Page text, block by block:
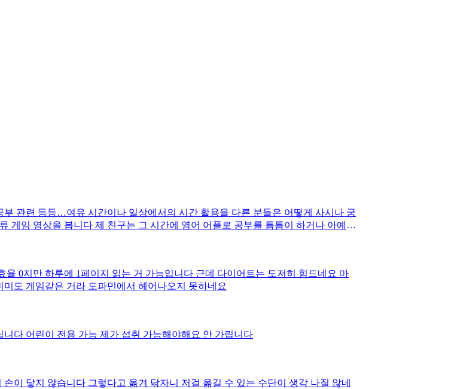
관련 등등…여유 시간이나 일상에서의 시간 활용을 다른 분들은 어떻게 사시나 궁
게임 영상을 봅니다 제 친구는 그 시간에 영어 어플로 공부를 틈틈이 하거나 아예
한다고 합니다 여러분은 어떻게 지내시나요
0지만 하루에 1페이지 읽는 거 가능입니다 근데 다이어트는 도저히 힘드네요 마
도 게임같은 거라 도파민에서 헤어나오지 못하네요
다 어린이 전용 가능 제가 섭취 가능해야해요 안 가립니다
이 닿지 않습니다 그렇다고 옮겨 닦자니 저걸 옮길 수 있는 수단이 생각 나질 않네